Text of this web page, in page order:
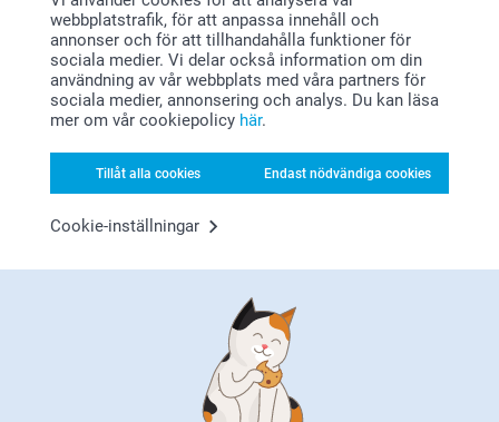
webbplatstrafik, för att anpassa innehåll och
annonser och för att tillhandahålla funktioner för
sociala medier. Vi delar också information om din
användning av vår webbplats med våra partners för
sociala medier, annonsering och analys. Du kan läsa
mer om vår cookiepolicy här.
Tillåt alla cookies Endast nödvändiga cookies
Cookie-inställningar
Bonus på alla dina köp